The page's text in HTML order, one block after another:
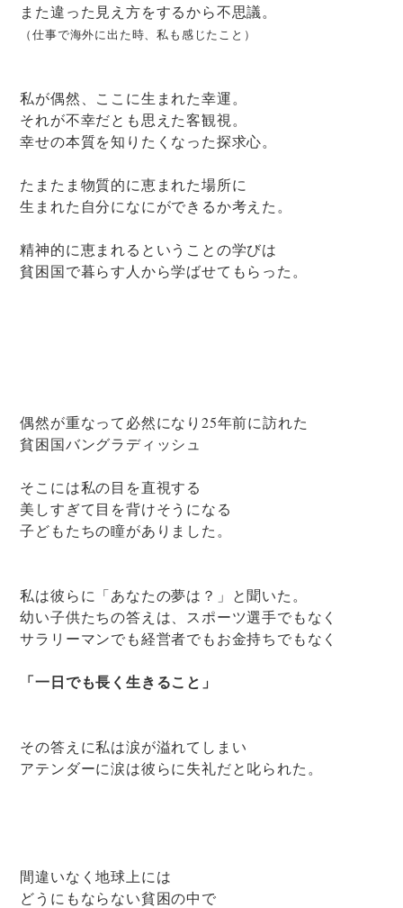
また違った見え方をするから不思議。
（仕事で海外に出た時、私も感じたこと）
私が偶然、ここに生まれた幸運。
それが不幸だとも思えた客観視。
幸せの本質を知りたくなった探求心。
たまたま物質的に恵まれた場所に
生まれた自分になにができるか考えた。
精神的に恵まれるということの学びは
貧困国で暮らす人から学ばせてもらった。
偶然が重なって必然になり25年前に訪れた
貧困国バングラディッシュ
そこには私の目を直視する
美しすぎて目を背けそうになる
子どもたちの瞳がありました。
私は彼らに「あなたの夢は？」と聞いた。
幼い子供たちの答えは、スポーツ選手でもなく
サラリーマンでも経営者でもお金持ちでもなく
「一日でも長く生きること」
その答えに私は涙が溢れてしまい
アテンダーに涙は彼らに失礼だと叱られた。
間違いなく地球上には
どうにもならない貧困の中で